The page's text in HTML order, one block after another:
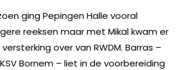
ging Pepingen Halle vooral
reeksen maar met Mikal kwam er
over van RWDM. Barras –
Bornem – liet in de voorbereiding